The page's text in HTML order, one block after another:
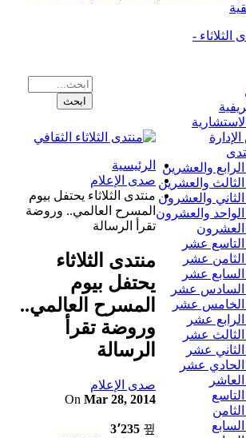
الثلاثاء -
الاستشارية
والعشرين
والعشرين
والعشرون
والعشرون
العشرون
عشر
عشر
عشر
السادس عشر
الخامس عشر
عشر
عشر
عشر
الحادي عشر
الرئيسية
صدى الإعلام
منتدى الثلاثاء يحتفل بيوم
المسرح العالمي.. وروضة
تقرأ الرسالة
منتدى الثلاثاء
يحتفل بيوم
المسرح العالمي..
وروضة تقرأ
الرسالة
صدى الإعلام
On Mar 28, 2014
3٬235